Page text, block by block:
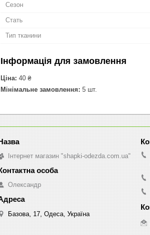
Сезон
Стать
Тип тканини
Інформація для замовлення
Ціна: 40 ₴
Мінімальне замовлення: 5 шт.
Інтернет магазин "shapki-odezda.com.ua"
Олександр
Базова, 17, Одеса, Україна